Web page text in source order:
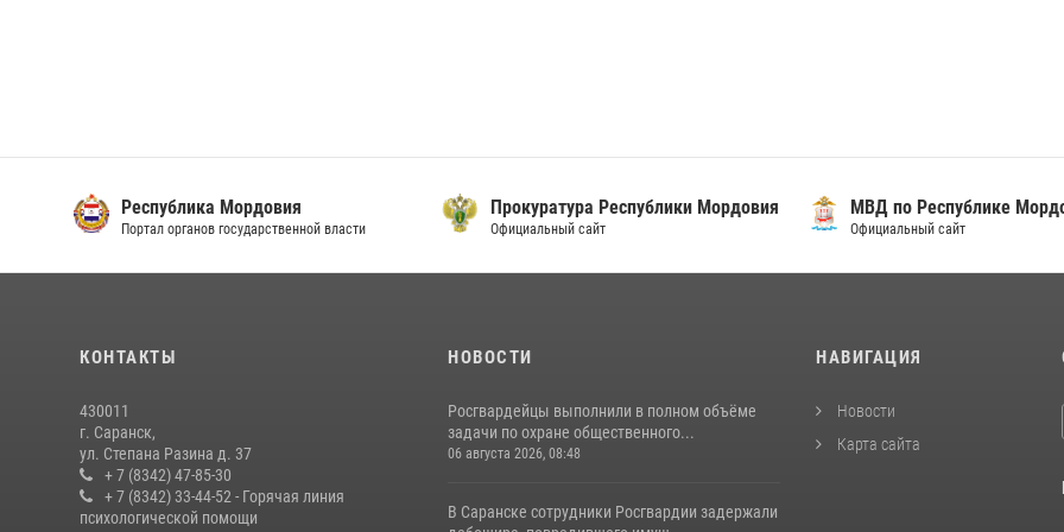
Республика Мордовия
Портал органов государственной власти
Прокуратура Республики Мордовия
Официальный сайт
МВД по Республике
Официальный сайт
КОНТАКТЫ
430011
г. Саранск,
ул. Степана Разина д. 37
+ 7 (8342) 47-85-30
+ 7 (8342) 33-44-52 - Горячая линия
психологической помощи
НОВОСТИ
Росгвардейцы выполнили в полном объёме
задачи по охране общественного...
06 августа 2026, 08:48
В Саранске сотрудники Росгвардии задержали
НАВИГАЦИЯ
Новости
Карта сайта